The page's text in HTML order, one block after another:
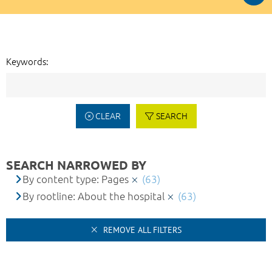
Keywords:
CLEAR SEARCH
SEARCH NARROWED BY
By content type: Pages
(63)
By rootline: About the hospital
(63)
REMOVE ALL FILTERS